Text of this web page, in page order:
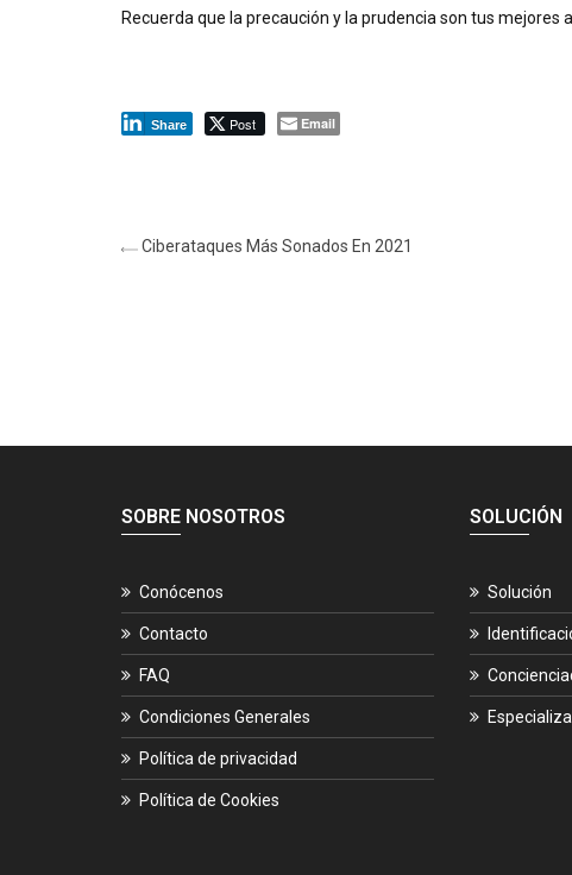
Recuerda que la precaución y la prudencia son tus
Share Post Email
Ciberataques Más Sonados En 2021
SOBRE NOSOTROS
Conócenos
Contacto
FAQ
Condiciones Generales
Política de privacidad
Política de Cookies
SOLUCIÓN
Solución